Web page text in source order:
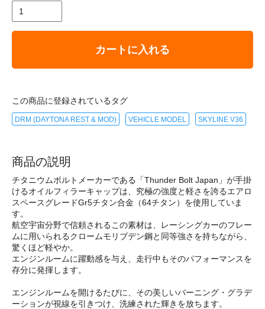
カートに入れる
この商品に登録されているタグ
DRM (DAYTONA REST & MOD) VEHICLE MODEL SKYLINE V36
商品の説明
チタニウムボルトメーカーである「Thunder Bolt Japan」が手掛
けるオイルフィラーキャップは、究極の強度と軽さを誇るエアロ
スペースグレードGr5チタン合金（64チタン）を使用していま
す。
航空宇宙分野で信頼されるこの素材は、レーシングカーのフレー
ムに用いられるクロームモリブデン鋼と同等強さを持ちながら、
驚くほど軽やか。
エンジンルームに躍動感を与え、走行中もそのパフォーマンスを
存分に発揮します。
エンジンルームを開けるたびに、その美しいバーニング・グラデ
ーションが視線を引きつけ、洗練された輝きを放ちます。